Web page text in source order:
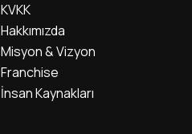
Yayımlandı
2023-KPSS Öğretmenlik Alan
(Öabt) sınava Giriş Belgeleri
2023-KPSS Alan Bilgisi Oturumları
KVKK
Hakkımızda
Misyon & Vizyon
Franchise
İnsan Kaynakları